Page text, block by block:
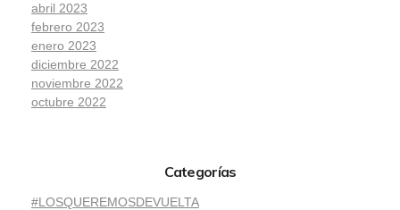
abril 2023
febrero 2023
enero 2023
diciembre 2022
noviembre 2022
octubre 2022
Categorías
#LOSQUEREMOSDEVUELTA